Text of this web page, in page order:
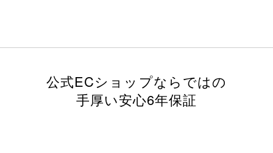
公式ECショップならではの
手厚い安心6年保証